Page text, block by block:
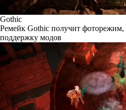
Gothic
Ремейк Gothic получит
поддержку модов